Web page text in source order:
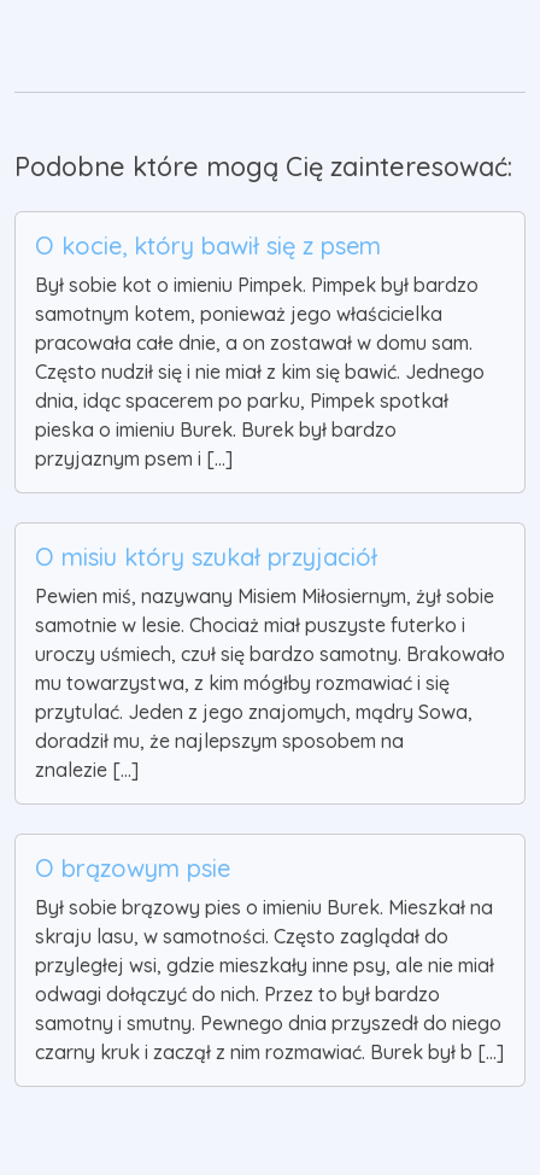
Podobne które mogą Cię zainteresować:
O kocie, który bawił się z psem
Był sobie kot o imieniu Pimpek. Pimpek był bardzo
samotnym kotem, ponieważ jego właścicielka
pracowała całe dnie, a on zostawał w domu sam.
Często nudził się i nie miał z kim się bawić. Jednego
dnia, idąc spacerem po parku, Pimpek spotkał
pieska o imieniu Burek. Burek był bardzo
przyjaznym psem i [...]
O misiu który szukał przyjaciół
Pewien miś, nazywany Misiem Miłosiernym, żył sobie
samotnie w lesie. Chociaż miał puszyste futerko i
uroczy uśmiech, czuł się bardzo samotny. Brakowało
mu towarzystwa, z kim mógłby rozmawiać i się
przytulać. Jeden z jego znajomych, mądry Sowa,
doradził mu, że najlepszym sposobem na
znalezie [...]
O brązowym psie
Był sobie brązowy pies o imieniu Burek. Mieszkał na
skraju lasu, w samotności. Często zaglądał do
przyległej wsi, gdzie mieszkały inne psy, ale nie miał
odwagi dołączyć do nich. Przez to był bardzo
samotny i smutny. Pewnego dnia przyszedł do niego
czarny kruk i zaczął z nim rozmawiać. Burek był b [...]